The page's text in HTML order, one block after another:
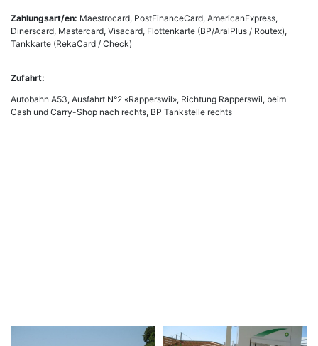
Zahlungsart/en: Maestrocard, PostFinanceCard, AmericanExpress,
Dinerscard, Mastercard, Visacard, Flottenkarte (BP/AralPlus / Routex),
Tankkarte (RekaCard / Check)
Zufahrt:
Autobahn A53, Ausfahrt N°2 «Rapperswil», Richtung Rapperswil, beim
Cash und Carry-Shop nach rechts, BP Tankstelle rechts